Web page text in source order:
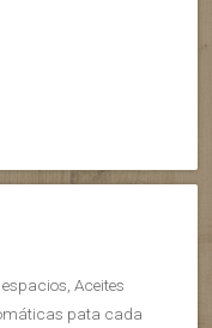
Aceites
pata cada